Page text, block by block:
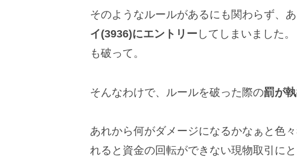
そのようなルールがあるにも関わらず、
イ(3936)にエントリー してしまいました
も破って。
そんなわけで、ルールを破った際の罰が
あれから何がダメージになるかなぁと色々
れると資金の回転ができない現物取引に